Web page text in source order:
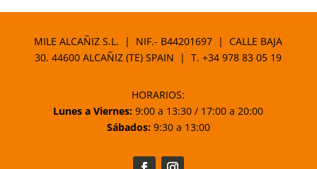
MILE ALCAÑIZ S.L. | NIF.- B44201697 | CALLE BAJA
30. 44600 ALCAÑIZ (TE) SPAIN | T.+34 978 83 05 19
HORARIOS:
Lunes a Viernes: 9:00 a 13:30 / 17:00 a 20:00
Sábados:9:30 a 13:00